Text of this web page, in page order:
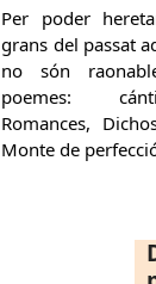
Per poder
grans del passat
no són
poemes:
Romances,
Monte de